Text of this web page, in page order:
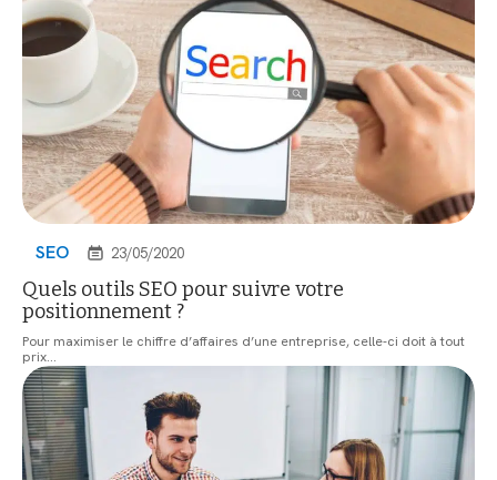
SEO 23/05/2020
Quels outils SEO pour suivre votre
positionnement ?
Pour maximiser le chiffre d’affaires d’une entreprise, celle-ci doit à tout
prix…